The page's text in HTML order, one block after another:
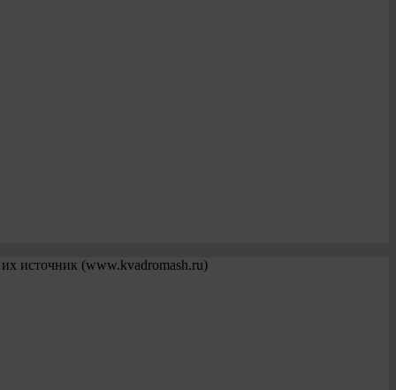
источник (www.kvadromash.ru)